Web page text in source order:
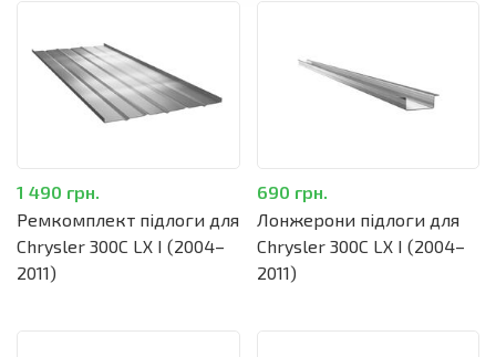
Ремкомплект підлоги для
Chrysler 300C LX I (2004–
2011)
1 490 грн.
Лонжерони підлоги для
Chrysler 300C LX I (2004–
2011)
690 грн.